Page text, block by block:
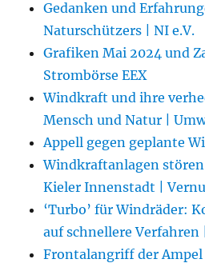
Gedanken und
Naturschützers | NI e.V.
Grafiken Mai 2024 und
Strombörse EEX
Windkraft und ihre
Mensch und Natur |
Appell gegen geplante
Windkraftanlagen
Kieler Innenstadt |
‘Turbo’ für Windräder:
auf schnellere
Frontalangriff der Ampel